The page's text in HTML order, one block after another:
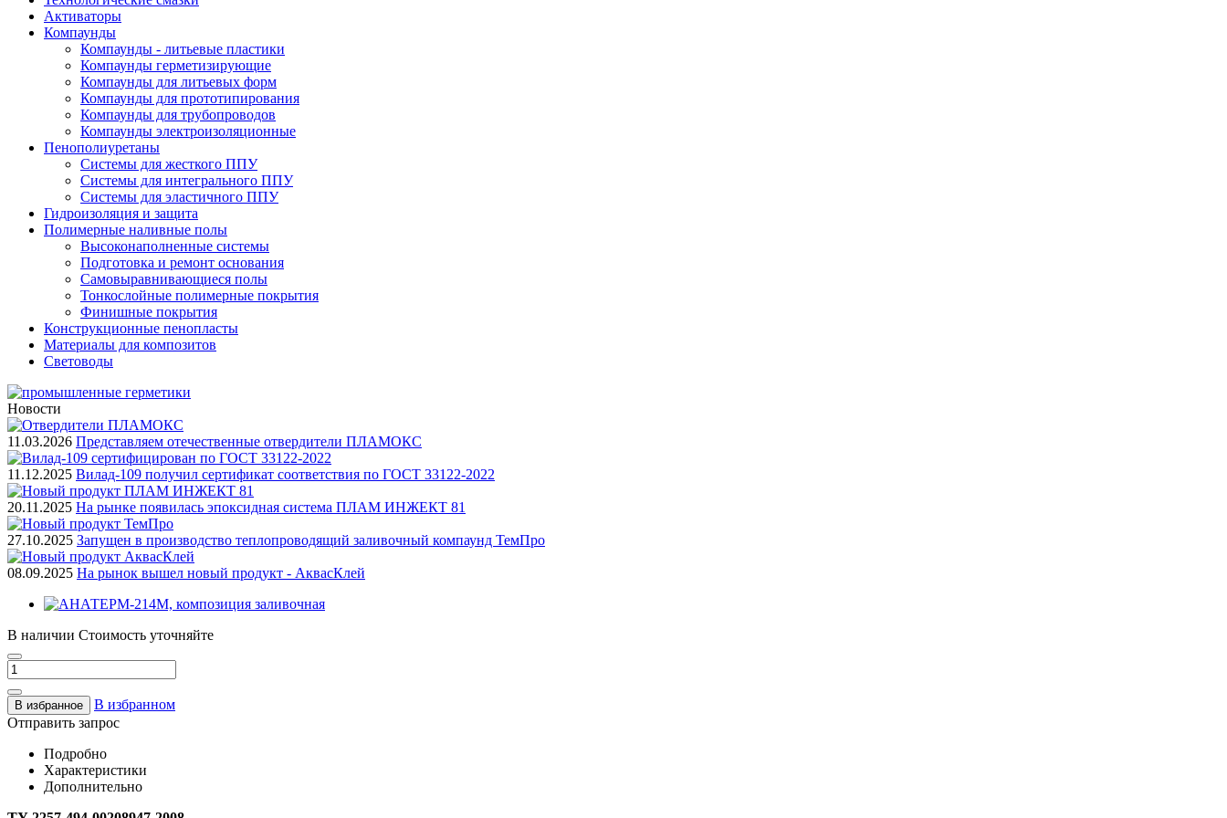
Активаторы
Компаунды
Компаунды - литьевые пластики
Компаунды герметизирующие
Компаунды для литьевых форм
Компаунды для прототипирования
Компаунды для трубопроводов
Компаунды электроизоляционные
Пенополиуретаны
Системы для жесткого ППУ
Системы для интегрального ППУ
Системы для эластичного ППУ
Гидроизоляция и защита
Полимерные наливные полы
Высоконаполненные системы
Подготовка и ремонт основания
Самовыравнивающиеся полы
Тонкослойные полимерные покрытия
Финишные покрытия
Конструкционные пенопласты
Материалы для композитов
Световоды
Новости
11.03.2026 Представляем отечественные отвердители ПЛАМОКС
11.12.2025 Вилад-109 получил сертификат соответствия по ГОСТ 33122-2022
20.11.2025 На рынке появилась эпоксидная система ПЛАМ ИНЖЕКТ 81
27.10.2025 Запущен в производство теплопроводящий заливочный компаунд ТемПро
08.09.2025 На рынок вышел новый продукт - АквасКлей
В наличии Стоимость уточняйте
В избранное
В избранном
Отправить запрос
Подробно
Характеристики
Дополнительно